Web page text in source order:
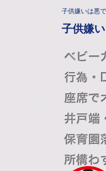
子供嫌いは悪
子供嫌い